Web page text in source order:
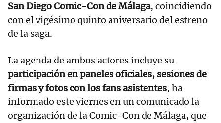
San Diego Comic-Con de Málaga, coincidiendo
con el vigésimo quinto aniversario del estreno
de la saga.
La agenda de ambos actores incluye su
participación en paneles oficiales, sesiones de
firmas y fotos con los fans asistentes, ha
informado este viernes en un comunicado la
organización de la Comic-Con de Málaga, que